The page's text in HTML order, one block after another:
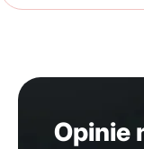
Opinie